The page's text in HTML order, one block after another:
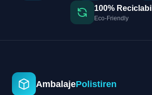
100% Reciclabil
Eco-Friendly
AmbalajePolistiren